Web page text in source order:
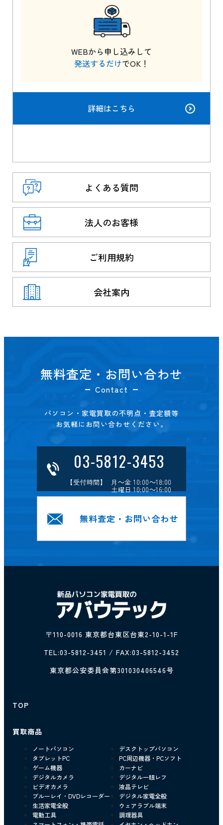
WEBから申し込みして
発送するだけでOK！
詳細はこちら
よくある質問
法人のお客様
ご利用規約
会社案内
無料査定・お問い合わせ
Contact
パソコン・家電買取の不明点・査定額等
お気軽にお問い合わせください。
03-5812-3453
【受付時間】 月～金 10:00～18:00
土曜日 10:00～16:00
無料査定・お問い合わせ
〒110-0016 東京都台東区台東2-10-1-1F
TEL:03-5812-3451 / FAX:03-5812-3452
東京都公安委員会第301030406546号
TOP
買取商品
ノートパソコン
デスクトップパソコン
タブレットPC
PC周辺機器・PCソフト
ゲーム機器
カーナビ
デジタルカメラ
デジタル一眼レフ
ビデオカメラ
液晶テレビ
ブルーレイ・DVDレコーダー
デジタル家電全般
生活家電全般
ウェアラブル端末
電動工具
調理器具